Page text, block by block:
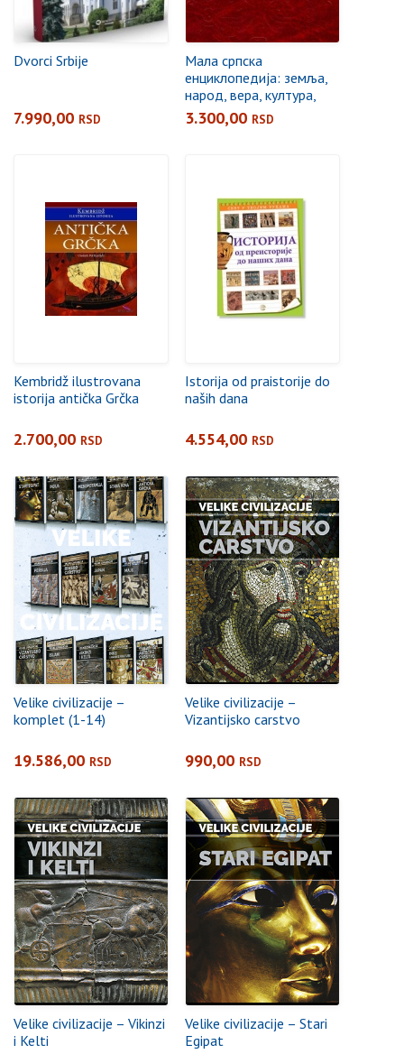
Dvorci Srbije
7.990,00 RSD
Мала српска
енциклопедија: земља,
народ, вера, култура,
историја, наука
3.300,00 RSD
Kembridž ilustrovana
istorija antička Grčka
2.700,00 RSD
Istorija od praistorije do
naših dana
4.554,00 RSD
Velike civilizacije –
komplet (1-14)
19.586,00 RSD
Velike civilizacije –
Vizantijsko carstvo
990,00 RSD
Velike civilizacije – Vikinzi
i Kelti
Velike civilizacije – Stari
Egipat